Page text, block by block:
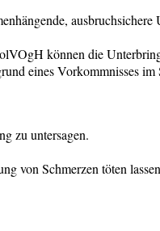
können die
eines Vorkommnisses
zu untersagen.
von Schmerzen töten